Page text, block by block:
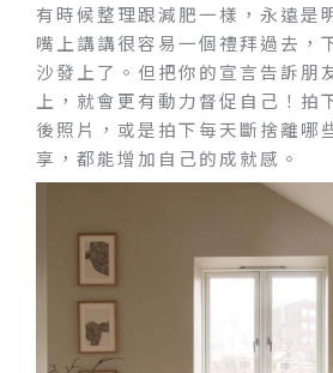
有時候整理跟減肥一樣，永遠是
嘴上講講很容易一個禮拜過去，
沙發上了。但把你的宣言告訴朋
上，就會更有動力督促自己！拍
後照片，或是拍下每天斷捨離哪
享，都能增加自己的成就感。